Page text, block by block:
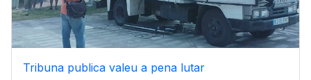
Tribuna publica valeu a pena lutar